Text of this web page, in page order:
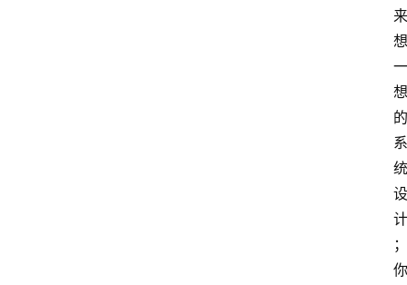
来
想
一
想
的
系
统
设
计
；
你